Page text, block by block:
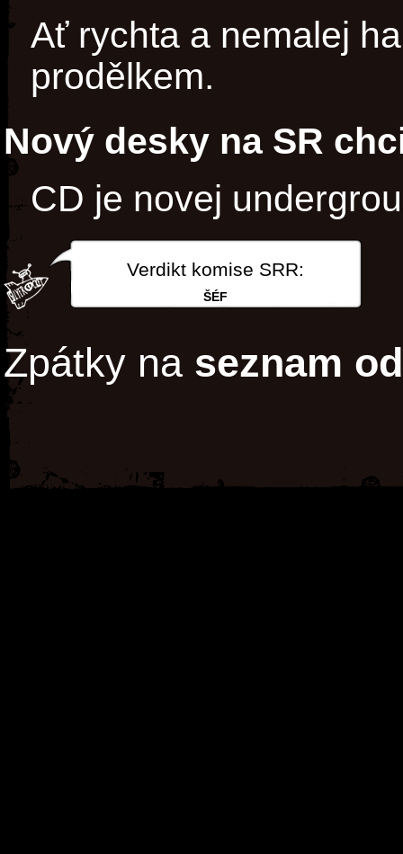
Ať rychta a nemalej
prodělkem.
Nový desky na SR
CD je novej
Verdikt komise SRR:
ŠÉF
Zpátky na seznam